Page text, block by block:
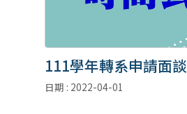
111學年轉系申請面談
日期 : 2022-04-01